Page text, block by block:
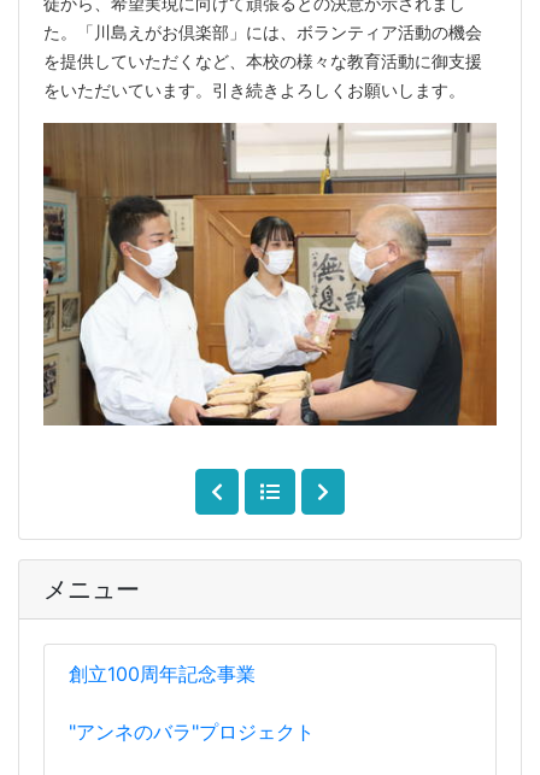
メニュー
創立100周年記念事業
"アンネのバラ"プロジェクト
た。「川島えがお倶楽部」には、ボランティア活動の機会
を提供していただくなど、本校の様々な教育活動に御支援
をいただいています。引き続きよろしくお願いします。